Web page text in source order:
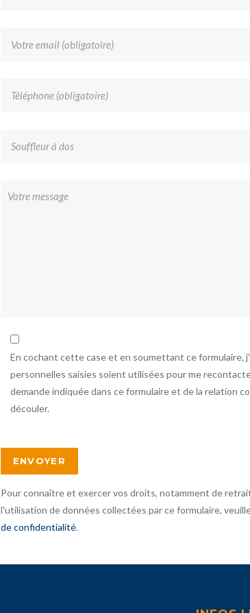
En cochant cette case et en soumettant ce formulaire,
personnelles saisies soient utilisées pour me
demande indiquée dans ce formulaire et de la relation
découler.
Pour connaître et exercer vos droits, notamment de
l'utilisation de données collectées par ce formulaire,
de confidentialité.